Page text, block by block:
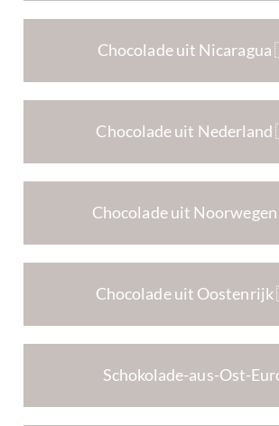
Chocolade uit
Chocolade uit
Chocolade uit
Chocolade uit
Schokolade-aus-Ost-